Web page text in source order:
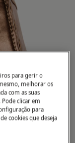
para gerir o
melhorar os
com as suas
clicar em
para
cookies que deseja